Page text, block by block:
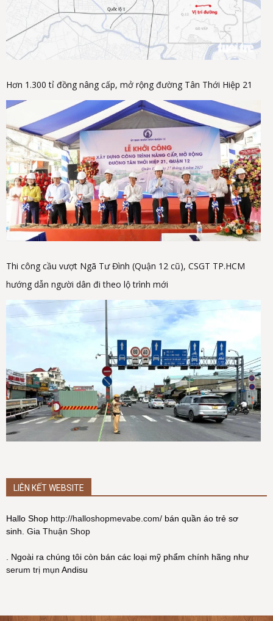
Hơn 1.300 tỉ đồng nâng cấp, mở rộng đường Tân Thới Hiệp 21
Thi công cầu vượt Ngã Tư Đình (Quận 12 cũ), CSGT TP.HCM
hướng dẫn người dân đi theo lộ trình mới
LIÊN KẾT WEBSITE
Hallo Shop http://halloshopmevabe.com/ bán quần áo trẻ sơ
sinh. Gia Thuận Shop
. Ngoài ra chúng tôi còn bán các loại mỹ phẩm chính hãng như
serum trị mụn Andisu